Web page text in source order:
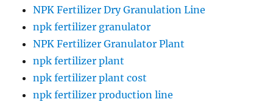
NPK Fertilizer Dry Granulation Line
npk fertilizer granulator
NPK Fertilizer Granulator Plant
npk fertilizer plant
npk fertilizer plant cost
npk fertilizer production line